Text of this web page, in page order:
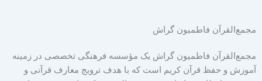
مجمع‌القرآن فاطمیون گراش
مجمع‌القرآن فاطمیون گراش یک مؤسسه فرهنگی تخصصی در زمینه
آموزش و حفظ قرآن کریم است که با هدف ترویج معارف قرآنی و